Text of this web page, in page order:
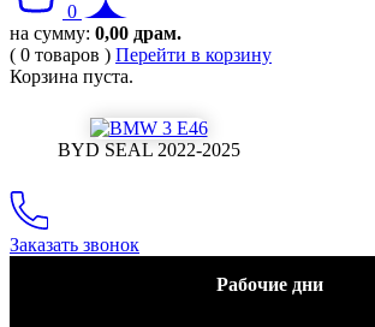
0
на сумму: 0,00 драм.
( 0 товаров ) Перейти в корзину
Корзина пуста.
BYD SEAL 2022-2025
Заказать звонок
Рабочие дни